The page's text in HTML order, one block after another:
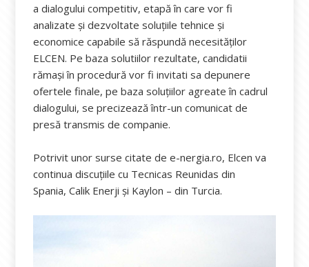
a dialogului competitiv, etapă în care vor fi
analizate și dezvoltate soluțiile tehnice și
economice capabile să răspundă necesităților
ELCEN. Pe baza solutiilor rezultate, candidatii
rămași în procedură vor fi invitati sa depunere
ofertele finale, pe baza soluțiilor agreate în cadrul
dialogului, se precizează într-un comunicat de
presă transmis de companie.
Potrivit unor surse citate de e-nergia.ro, Elcen va
continua discuțiile cu Tecnicas Reunidas din
Spania, Calik Enerji și Kaylon – din Turcia.